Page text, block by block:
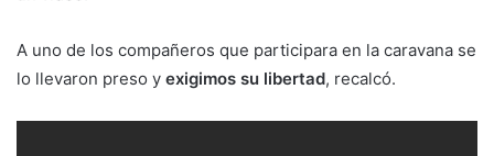
A uno de los compañeros que participara en la caravana se
lo llevaron preso y exigimos su libertad, recalcó.